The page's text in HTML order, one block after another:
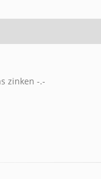
zinken -.-